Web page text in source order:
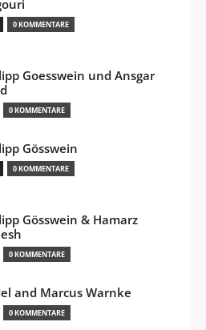
0 KOMMENTARE
Goesswein und Ansgar
0 KOMMENTARE
Gösswein
0 KOMMENTARE
Gösswein & Hamarz
0 KOMMENTARE
and Marcus Warnke
0 KOMMENTARE